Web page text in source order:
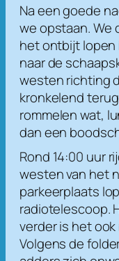
Na een goede
we opstaan. We
het ontbijt lopen
naar de
westen richting
kronkelend
rommelen wat,
dan een
Rond 14:00 uur
westen van het
parkeerplaats
radiotelescoop.
verder is het
Volgens de